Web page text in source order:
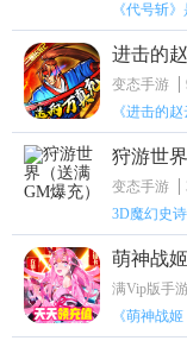
进击的
变态手游
《进击的
狩游世
变态手游
3D魔幻史
萌神战
满Vip版手